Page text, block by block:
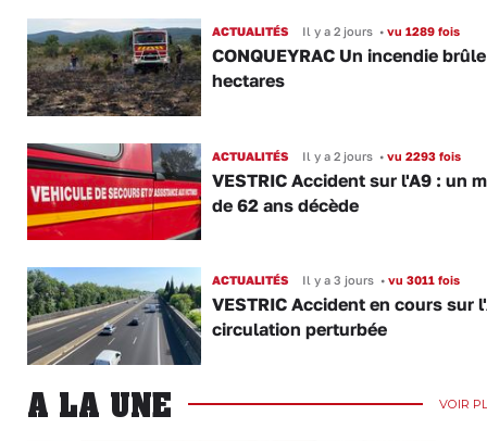
ACTUALITÉS Il y a 2 jours •vu 1289 fois
CONQUEYRAC Un incendie
hectares
ACTUALITÉS Il y a 2 jours •vu 2293 fois
VESTRIC Accident sur l'A9 : un
de 62 ans décède
ACTUALITÉS Il y a 3 jours •vu 3011 fois
VESTRIC Accident en cours sur
circulation perturbée
A LA UNE VOIR